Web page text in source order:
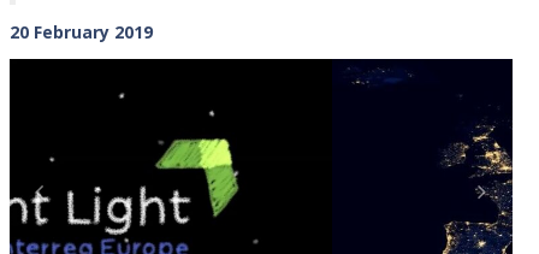
20 February 2019